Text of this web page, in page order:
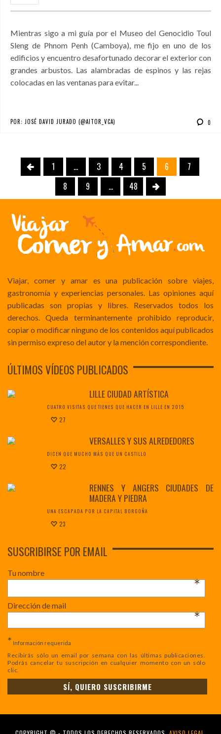
Mientras sigo a mi guía por el Museo del Genocidio Toul
Sleng de Phnom Penh (Camboya), me fijo en uno de los
edificios y encuentro desafortunado decorar el exterior con
grandes arbustos. Las alambradas de espinos y las rejas
colocadas en las ventanas para evitar...
POR: JOSÉ DAVID JURADO (@AITOR_VCA) 0
1 … 3 4 5 6
7
8
9 … 48
Viajar, comer y amar es una publicación sobre viajes,
gastronomía y experiencias personales. Las opiniones aquí
publicadas son propias y libres. Reservados todos los
derechos. Queda terminantemente prohibido reproducir,
copiar o modificar ninguno de los contenidos aquí publicados
sin permiso expreso del autor y la mención correspondiente.
ÚLTIMOS VÍDEOS PUBLICADOS
LILLE CIUDAD ARTÍSTICA
CUATRO VISITAS QUE TIENES QUE HACER EN LILLE EN 2015
27
VERSALLES Y SUS ALREDEDORES
DICEN QUE MUCHO MÁS QUE UN CASTILLO
22
RENNES Y ANGERS CIUDADES DE
MADERA Y PIEDRA
UNA ESCAPADA POR LA CAPITAL BORGOÑA
23
SUSCRIBIRSE POR EMAIL
Tu nombre
*
Dirección de mail
*
* Información requerida
Recibirás sólo un email por semana con las últimas publicaciones.
Podrás cancelar tu suscripción en cualquier momento con un sólo
clic.